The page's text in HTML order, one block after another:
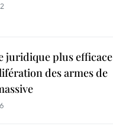
juridique plus efficace
des armes de